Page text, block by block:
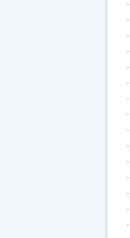
-
-
-
-
-
-
-
-
-
-
-
-
-
-
-